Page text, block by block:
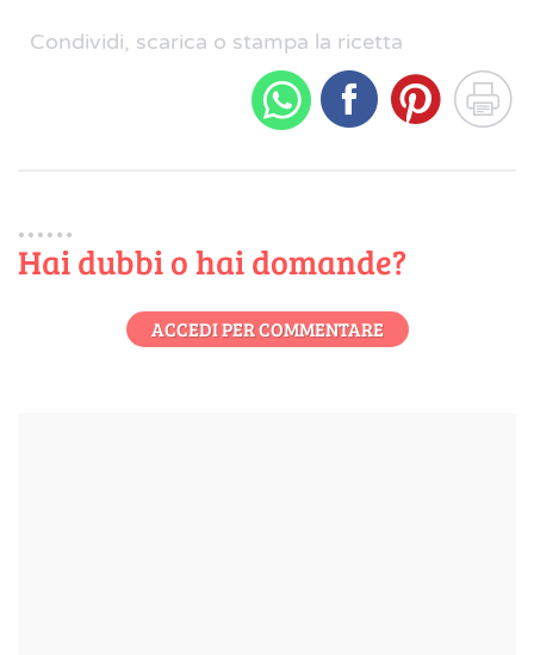
Condividi, scarica o stampa la ricetta
Hai dubbi o hai domande?
ACCEDI PER COMMENTARE